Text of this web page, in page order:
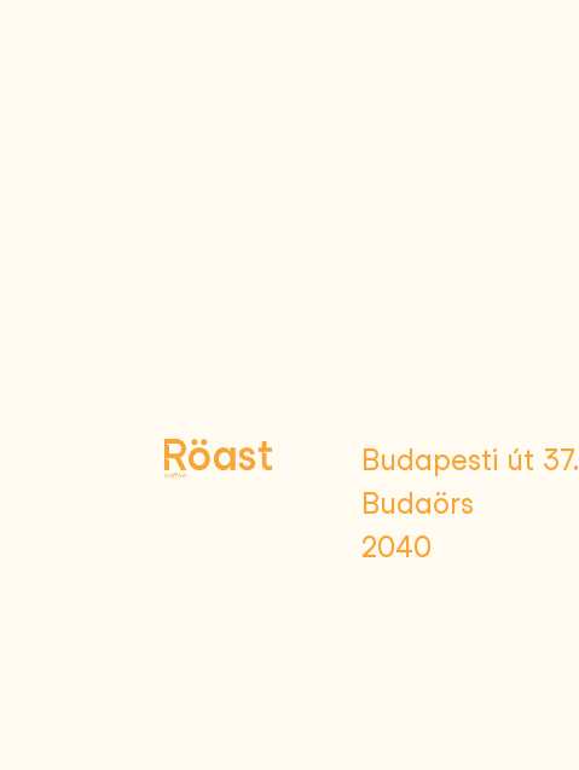
Budapesti út 37.
Budaörs
2040